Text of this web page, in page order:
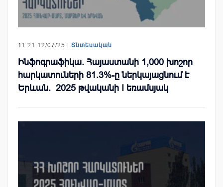
11:21 12/07/25 | Տնտեսական
Ինֆոգրաֆիկա. Հայաստանի 1,000 խոշոր
հարկատուների 81.3%-ը ներկայացնում է
Երևան. 2025 թվականի I եռամսյակ